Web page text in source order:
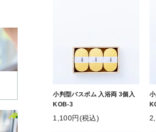
小判型バスボム 入浴両 3個入
KOB-3
1,100円(税込)